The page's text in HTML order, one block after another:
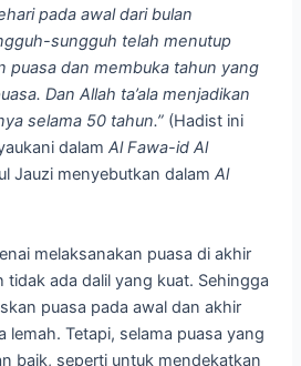
pada awal dari bulan
sungguh telah menutup
puasa dan membuka tahun yang
Dan Allah ta’ala menjadikan
selama 50 tahun.” (Hadist ini
dalamAl Fawa-id Al
Jauzi menyebutkan dalamAl
melaksanakan puasa di akhir
tidak ada dalil yang kuat. Sehingga
puasa pada awal dan akhir
lemah. Tetapi, selama puasa yang
baik, seperti untuk mendekatkan